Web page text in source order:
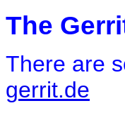
The
There are
gerrit.de